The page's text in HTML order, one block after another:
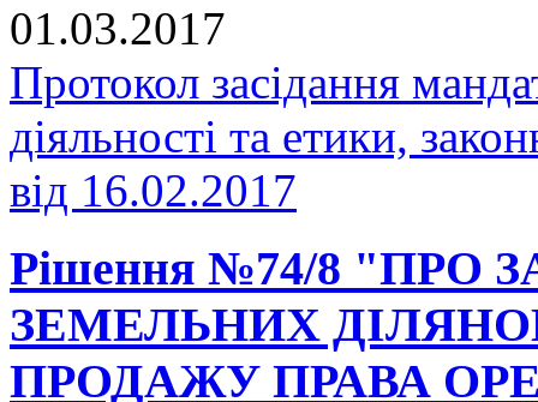
01.03.2017
Протокол засідання
діяльності та етики,
від 16.02.2017
Рішення №74/8 "ПРО
ЗЕМЕЛЬНИХ
ПРОДАЖУ ПРАВА